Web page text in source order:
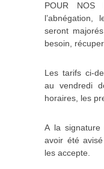
POUR NOS
seront
besoin,
Les tarifs ci-
au vendredi
horaires, les
A la
avoir été
les accepte.